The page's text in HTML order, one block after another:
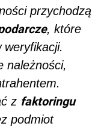
przychodzą
, które
należności,
z faktoringu
podmiot